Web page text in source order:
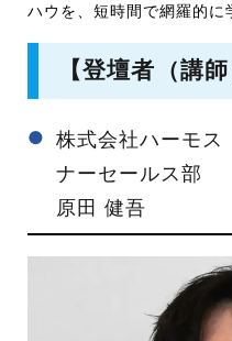
ハウを、短時間で網羅的に
【登壇者（講
株式会社ハーモ
ナーセールス部
原田 健吾